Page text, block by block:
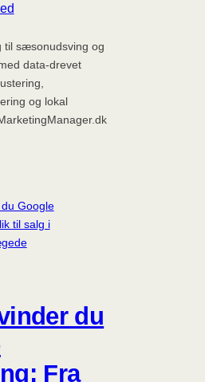
til sæsonudsving og
data-drevet
og lokal
du
Fra